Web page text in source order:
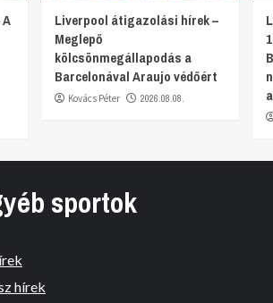
Liverpool átigazolási hírek –
Meglepő
kölcsönmegállapodás a
Barcelonával Araujo védőért
Kovács Péter 2026.08.08.
sportok
hírek